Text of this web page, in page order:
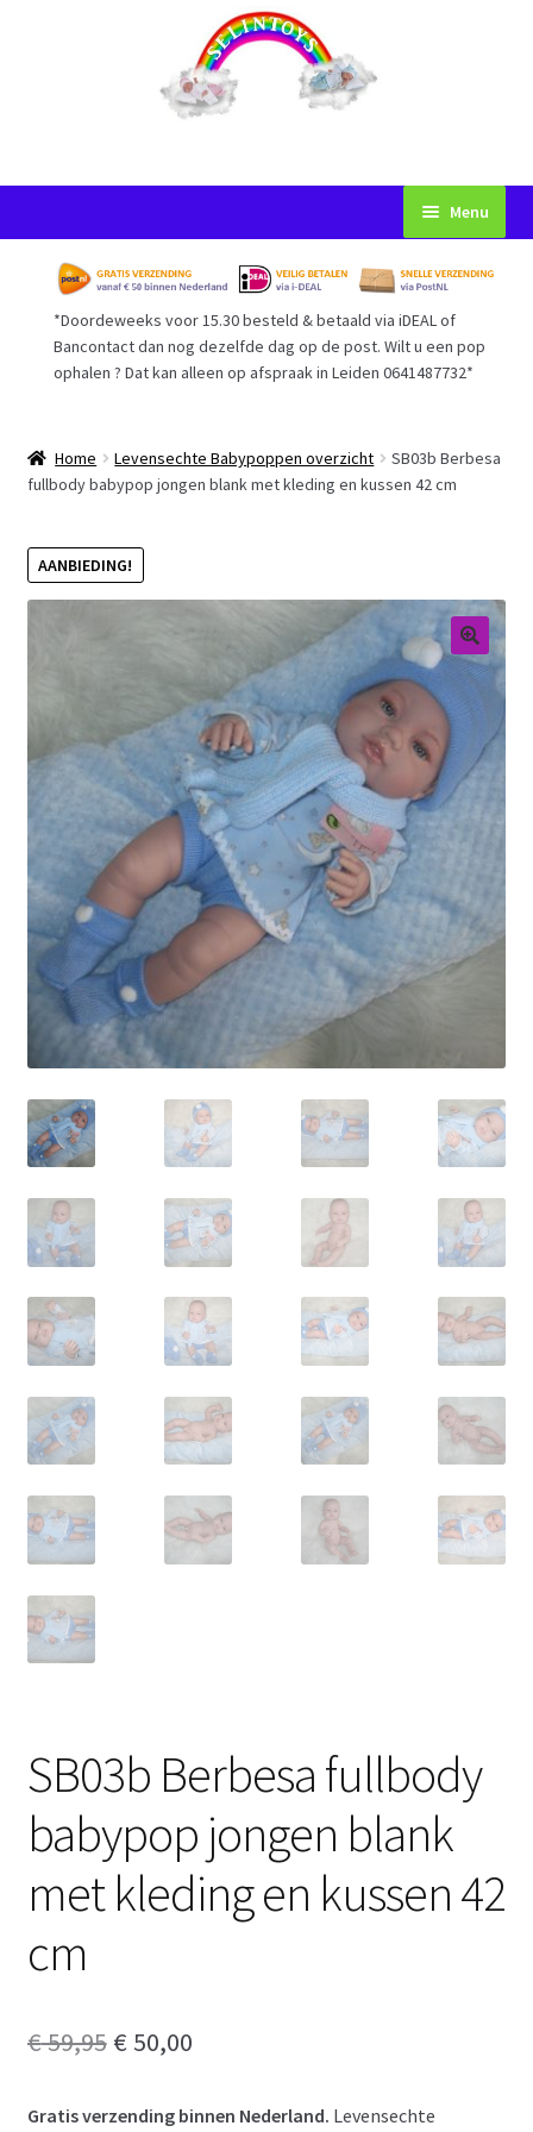
naar
navigatie
inhoud
Menu
Startpagina
Voorwaarden
Afrekenen
Retouren
*Doordeweeks voor 15.30 besteld & betaald via iDEAL of
Bancontact dan nog dezelfde dag op de post. Wilt u een pop
ophalen ? Dat kan alleen op afspraak in Leiden 0641487732*
Home Levensechte Babypoppen overzicht
SB03b Berbesa
fullbody babypop jongen blank met kleding en kussen 42 cm
AANBIEDING!
SB03b Berbesa fullbody
babypop jongen blank
met kleding en kussen 42
cm
€59,95 Oorspronkelijke
€ 50,00Huidige
Gratis verzending binnen Nederland. Levensechte